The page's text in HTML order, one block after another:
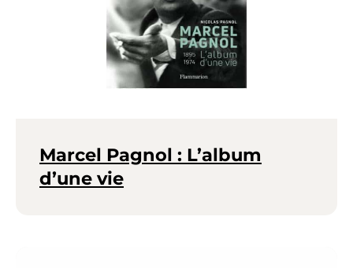
Marcel Pagnol : L’album
d’une vie